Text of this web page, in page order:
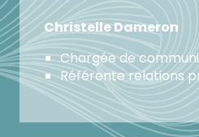
Christelle Dameron
Chargée de
Référente relations